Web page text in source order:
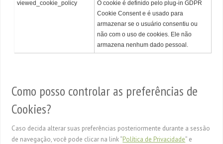
viewed_cookie_policy
O cookie é definido pelo plug-in GDPR
Cookie Consent e é usado para
armazenar se o usuário consentiu ou
não com o uso de cookies. Ele não
armazena nenhum dado pessoal.
Como posso controlar as preferências de
Cookies?
Caso decida alterar suas preferências posteriormente durante a sessão
de navegação, você pode clicar na link “Política de Privacidade” e